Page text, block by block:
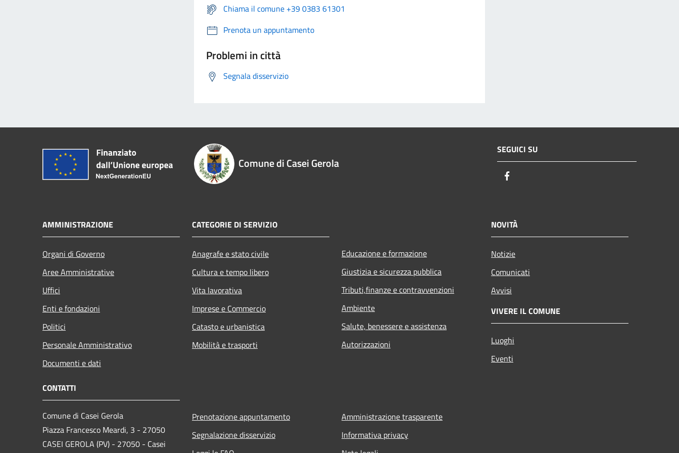
Chiama il comune +39 0383 61301
Prenota un appuntamento
Problemi in città
Segnala disservizio
Comune di Casei Gerola
SEGUICI SU
AMMINISTRAZIONE
Organi di Governo
Aree Amministrative
Uffici
Enti e fondazioni
Politici
Personale Amministrativo
Documenti e dati
CATEGORIE DI SERVIZIO
Anagrafe e stato civile
Cultura e tempo libero
Vita lavorativa
Imprese e Commercio
Catasto e urbanistica
Mobilità e trasporti
Educazione e formazione
Giustizia e sicurezza pubblica
Tributi,finanze e contravvenzioni
Ambiente
Salute, benessere e assistenza
Autorizzazioni
NOVITÀ
Notizie
Comunicati
Avvisi
VIVERE IL COMUNE
Luoghi
Eventi
CONTATTI
Comune di Casei Gerola
Piazza Francesco Meardi, 3 - 27050
CASEI GEROLA (PV) - 27050 - Casei
Prenotazione appuntamento
Segnalazione disservizio
Amministrazione trasparente
Informativa privacy